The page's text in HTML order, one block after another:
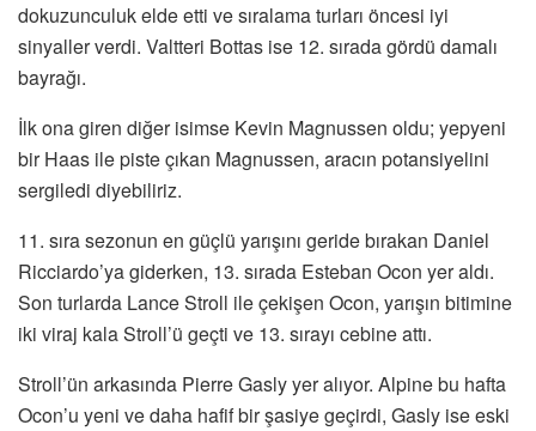
dokuzunculuk elde etti ve sıralama turları öncesi iyi
sinyaller verdi. Valtteri Bottas ise 12. sırada gördü damalı
bayrağı.
İlk ona giren diğer isimse Kevin Magnussen oldu; yepyeni
bir Haas ile piste çıkan Magnussen, aracın potansiyelini
sergiledi diyebiliriz.
11. sıra sezonun en güçlü yarışını geride bırakan Daniel
Ricciardo’ya giderken, 13. sırada Esteban Ocon yer aldı.
Son turlarda Lance Stroll ile çekişen Ocon, yarışın bitimine
iki viraj kala Stroll’ü geçti ve 13. sırayı cebine attı.
Stroll’ün arkasında Pierre Gasly yer alıyor. Alpine bu hafta
Ocon’u yeni ve daha hafif bir şasiye geçirdi, Gasly ise eski